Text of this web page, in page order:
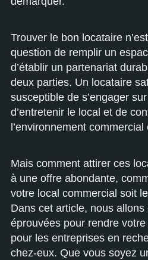
Trouver le bon locataire
question de remplir un
d’établir un partenariat
deux parties. Un locataire
susceptible de s’engager
d’entretenir le local et de
l’environnement
Mais comment attirer ces
à une offre abondante,
votre local commercial soit
Dans cet article, nous
éprouvées pour rendre
pour les entreprises en
chez-eux. Que vous soyez